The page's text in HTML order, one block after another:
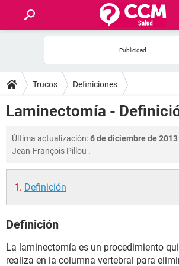
FOROS
SALUD
FAMILIA
NUTRICIÓN
SEXUALIDAD
GLOSARIO
Trucos Definiciones
Laminectomía -
Última actualización:6 de diciembre de
Jean-François Pillou .
Definición
Definición
La laminectomía es un procedimiento
realiza en la columna vertebral para